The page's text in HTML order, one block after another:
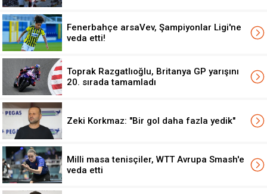
Fenerbahçe arsaVev, Şampiyonlar Ligi'ne
veda etti!
Toprak Razgatlıoğlu, Britanya GP yarışını
20. sırada tamamladı
Zeki Korkmaz: "Bir gol daha fazla yedik"
Milli masa tenisçiler, WTT Avrupa Smash'e
veda etti